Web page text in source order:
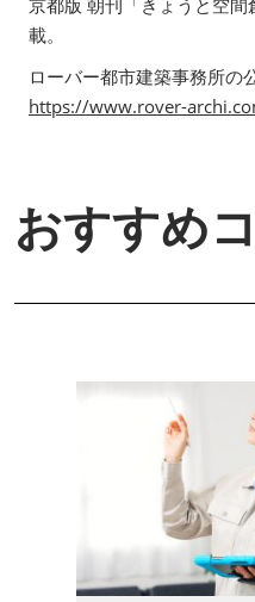
京都版 朝刊「きょうと空
載。
ローバー都市建築事務所の
https://www.rover-
おすすめ